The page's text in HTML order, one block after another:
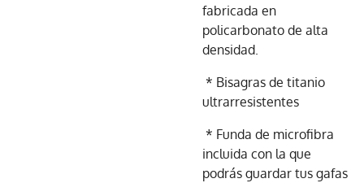
fabricada en
policarbonato de alta
densidad.
* Bisagras de titanio
ultrarresistentes
* Funda de microfibra
incluida con la que
podrás guardar tus gafas